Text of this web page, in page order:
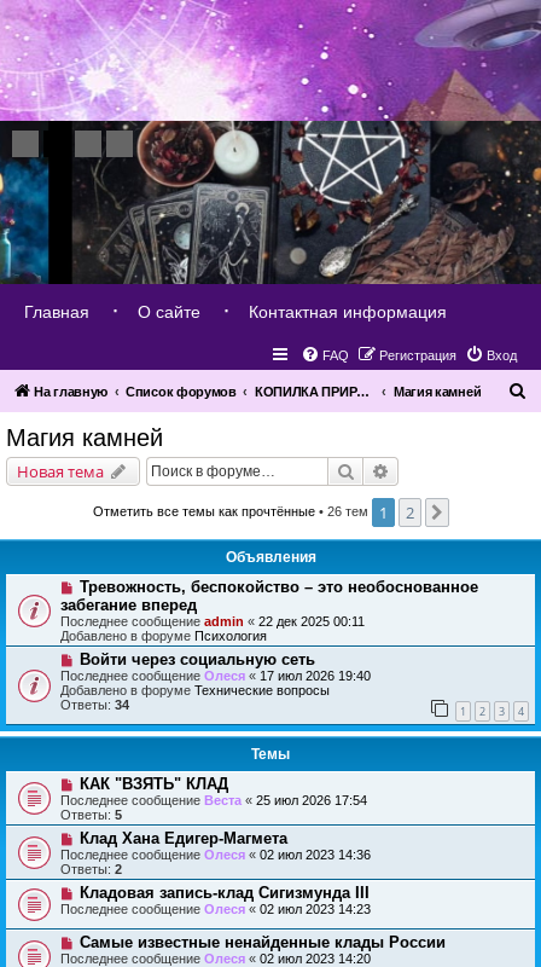
Главная О сайте Контактная информация
Вход
Регистрация
FAQ
На главную Список форумов КОПИЛКА ПРИРОДЫ Магия камней
Магия камней
Новая тема Поиск
Отметить все темы как прочтённые• 26 тем 1 2
Объявления
Тревожность, беспокойство – это необоснованное
забегание вперед
Последнее сообщение admin « 22 дек 2025 00:11
Добавлено в форуме Психология
Войти через социальную сеть
Последнее сообщение Олеся « 17 июл 2026 19:40
Добавлено в форуме Технические вопросы
Ответы: 34 1 2 3 4
Темы
КАК "ВЗЯТЬ" КЛАД
Последнее сообщение Веста « 25 июл 2026 17:54
Ответы: 5
Клад Хана Едигер-Магмета
Последнее сообщение Олеся « 02 июл 2023 14:36
Ответы: 2
Кладовая запись-клад Сигизмунда III
Последнее сообщение Олеся « 02 июл 2023 14:23
Самые известные ненайденные клады России
Последнее сообщение Олеся « 02 июл 2023 14:20